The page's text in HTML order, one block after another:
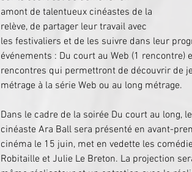
amont de talentueux cinéastes de la
relève, de partager leur travail avec
les festivaliers et de les suivre dans leur
événements : Du court au Web (1 rencontre)
rencontres qui permettront de découvrir de
métrage à la série Web ou au long métrage.
Dans le cadre de la soirée Du court au long,
cinéaste Ara Ball sera présenté en avant-
cinéma le 15 juin, met en vedette les
Robitaille et Julie Le Breton. La projection